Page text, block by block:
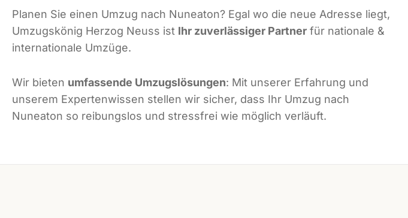
Planen Sie einen Umzug nach Nuneaton? Egal wo die neue Adresse liegt,
Umzugskönig Herzog Neuss ist Ihr zuverlässiger Partner für nationale &
internationale Umzüge.
Wir bieten umfassende Umzugslösungen: Mit unserer Erfahrung und
unserem Expertenwissen stellen wir sicher, dass Ihr Umzug nach
Nuneaton so reibungslos und stressfrei wie möglich verläuft.